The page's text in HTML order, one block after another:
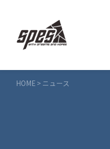
HOME > ニュース